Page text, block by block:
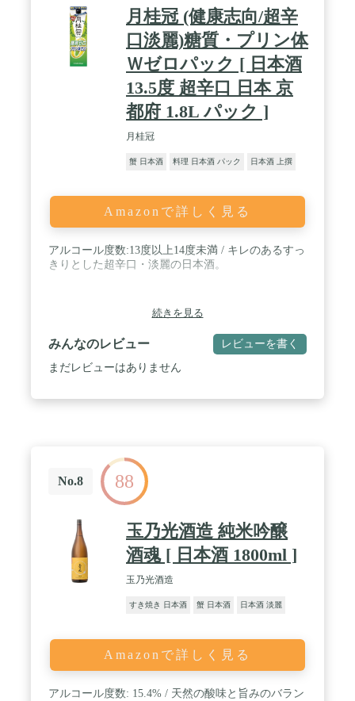
の飽くなき向上心のもと、手づくりの良さをいかし
たきめ細やかな酒造りを行っています。 / 【贈り
物、ギフトにも一押し】 銘柄の「燦然(さんぜん)」
は「鮮やかに輝くさま」という意味で、「燦然たる
宝冠」などと形容されるように、とても縁起の良い
おめでたい言葉とされています。また本酒は、酒通
に人気の酒造好適米「雄町(おまち)」で醸されたお
酒であり、ご贈答・プレゼントのお品として大変オ
ススメでございます。 / 【原材料】米・米麹 【原料
米】岡山県産雄町100％ 【内容量】720ml 【種類】
度 【味わい】やや甘口～中口
月桂冠 (健康志向/超辛
口淡麗)糖質・プリン体
Ｗゼロパック [ 日本酒
13.5度 超辛口 日本 京
都府 1.8L パック ]
月桂冠
蟹 日本酒 料理 日本酒 パック 日本酒 上撰
Amazonで詳しく見る
アルコール度数:13度以上14度未満 / キレのあるすっ
きりとした超辛口・淡麗の日本酒。
続きを見る
みんなのレビュー レビューを書く
まだレビューはありません
No.8 88
玉乃光酒造 純米吟醸
酒魂 [ 日本酒 1800ml ]
玉乃光酒造
すき焼き 日本酒 蟹 日本酒 日本酒 淡麗
Amazonで詳しく見る
アルコール度数: 15.4% / 天然の酸味と旨みのバラン